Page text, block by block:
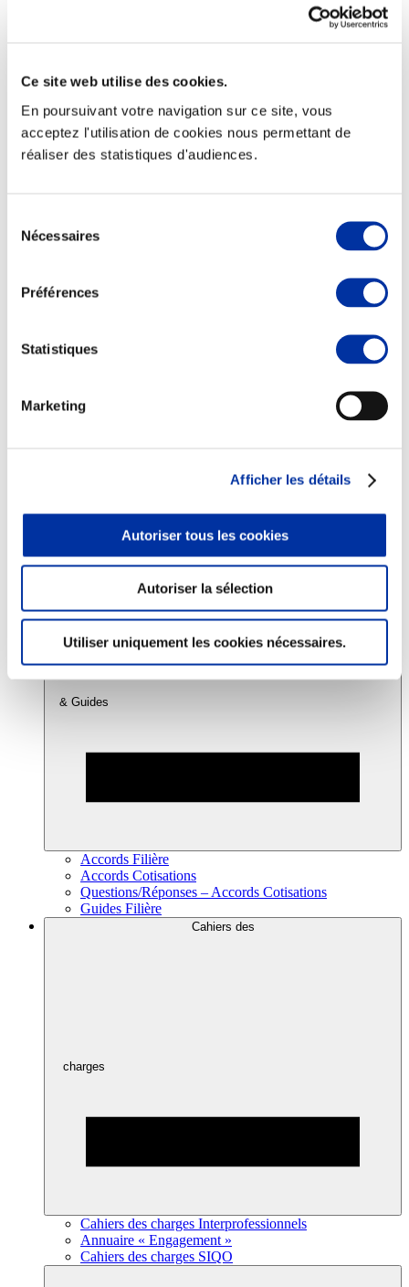
Ce site web utilise des cookies.
En poursuivant votre navigation sur ce site, vous
acceptez l'utilisation de cookies nous permettant de
réaliser des statistiques d'audiences.
Nécessaires
Préférences
Statistiques
Marketing
Afficher les détails
Autoriser tous les cookies
Autoriser la sélection
Utiliser uniquement les cookies nécessaires.
Transport – mise en marché
Abattoir
Partenaire Climat
Alimentation de qualité, raisonnée et durable
Juste rémunération et attractivité des métiers
Info-veille scientifique
Sources d’information
Accords
& Guides
Accords Filière
Accords Cotisations
Questions/Réponses – Accords Cotisations
Guides Filière
Cahiers des
charges
Cahiers des charges Interprofessionnels
Annuaire « Engagement »
Cahiers des charges SIQO